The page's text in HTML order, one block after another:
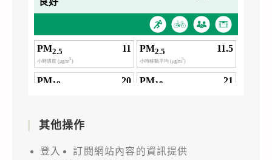
其他操作
登入
訂閱網站內容的資訊提供